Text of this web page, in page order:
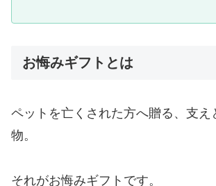
お悔みギフトとは
ペットを亡くされた方へ贈る、支え
物。
それがお悔みギフトです。